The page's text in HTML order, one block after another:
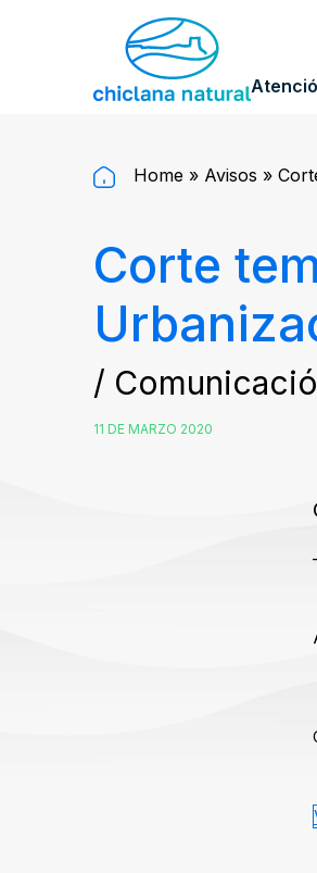
Home » Avisos »
Corte
/
11 DE MARZO 2020